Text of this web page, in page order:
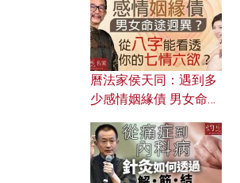
曆法家侯天同：遇到多
少感情姻緣債 男女命途
的七情六欲？